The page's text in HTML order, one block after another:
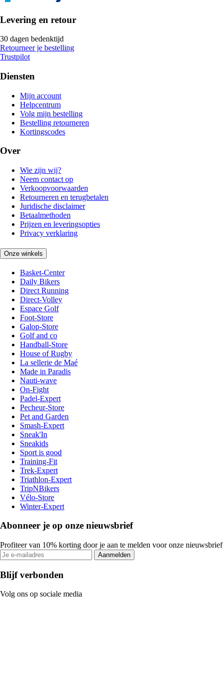
Levering en retour
30 dagen bedenktijd
Retourneer je bestelling
Trustpilot
Diensten
Mijn account
Helpcentrum
Volg mijn bestelling
Bestelling retourneren
Kortingscodes
Over
Wie zijn wij?
Neem contact op
Verkoopvoorwaarden
Retourneren en terugbetalen
Juridische disclaimer
Betaalmethoden
Prijzen en leveringsopties
Privacy verklaring
Onze winkels
Basket-Center
Daily Bikers
Direct Running
Direct-Volley
Espace Golf
Foot-Store
Galop-Store
Golf and co
Handball-Store
House of Rugby
La sellerie de Maé
Made in Paradis
Nauti-wave
On-Fight
Padel-Expert
Pecheur-Store
Pet and Garden
Smash-Expert
Sneak'In
Sneakids
Sport is good
Training-Fit
Trek-Expert
Triathlon-Expert
TripNBikers
Vélo-Store
Winter-Expert
Abonneer je op onze nieuwsbrief
Profiteer van 10% korting door je aan te melden voor onze nieuwsbrief
Aanmelden
Blijf verbonden
Volg ons op sociale media